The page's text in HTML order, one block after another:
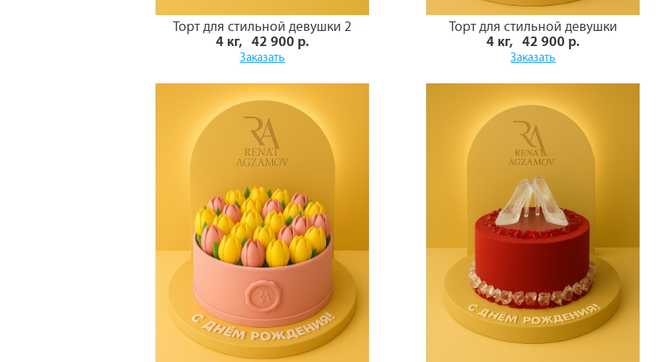
Торт для стильной девушки 2
4 кг, 42 900 р.
Заказать
Торт для стильной девушки
4 кг, 42 900 р.
Заказать